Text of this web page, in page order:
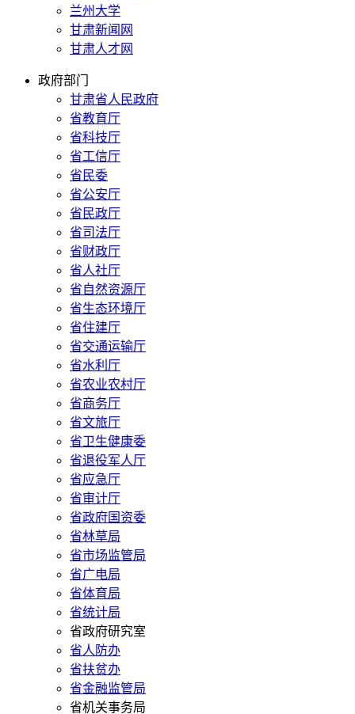
兰州大学
甘肃新闻网
甘肃人才网
政府部门
甘肃省人民政府
省教育厅
省科技厅
省工信厅
省民委
省公安厅
省民政厅
省司法厅
省财政厅
省人社厅
省自然资源厅
省生态环境厅
省住建厅
省交通运输厅
省水利厅
省农业农村厅
省商务厅
省文旅厅
省卫生健康委
省退役军人厅
省应急厅
省审计厅
省政府国资委
省林草局
省市场监管局
省广电局
省体育局
省统计局
省政府研究室
省人防办
省扶贫办
省金融监管局
省机关事务局